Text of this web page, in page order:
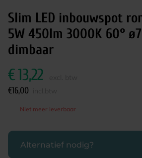
Slim LED inbouwspot
5W 450lm 3000K 60°
dimbaar
€13,22
€16,00
Niet meer leverbaar
Alternatief nodig?